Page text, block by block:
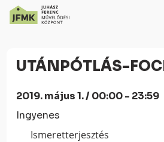
Content
navigációhozUTÁNPÓTLÁS-
2019. május 1. / 00:00 - 23:59
Ingyenes
Ismeretterjesztés